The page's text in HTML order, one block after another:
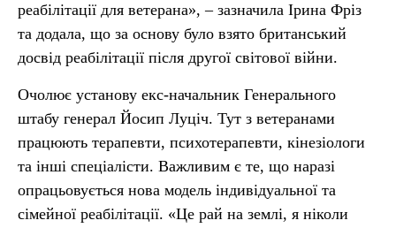
реабілітації для ветерана», – зазначила Ірина Фріз
та додала, що за основу було взято британський
досвід реабілітації після другої світової війни.
Очолює установу екс-начальник Генерального
штабу генерал Йосип Луціч. Тут з ветеранами
працюють терапевти, психотерапевти, кінезіологи
та інші спеціалісти. Важливим є те, що наразі
опрацьовується нова модель індивідуальної та
сімейної реабілітації. «Це рай на землі, я ніколи